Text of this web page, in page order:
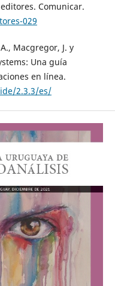
Comunicar.
029
Macgregor, J. y
Una guía
en línea.
2.3.3/es/